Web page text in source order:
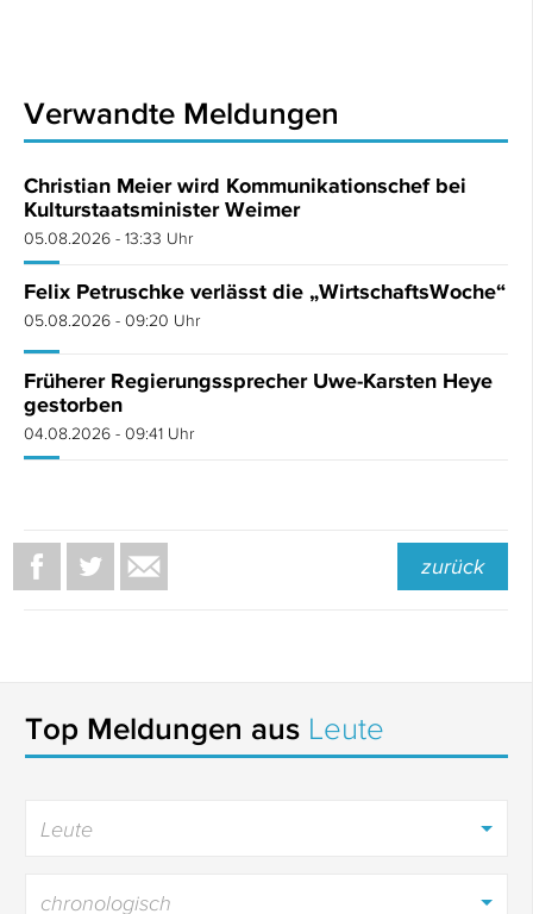
Verwandte Meldungen
Christian Meier wird Kommunikationschef bei
Kulturstaatsminister Weimer
05.08.2026 - 13:33 Uhr
Felix Petruschke verlässt die „WirtschaftsWoche“
05.08.2026 - 09:20 Uhr
Früherer Regierungssprecher Uwe-Karsten Heye
gestorben
04.08.2026 - 09:41 Uhr
zurück
Top Meldungen aus Leute
Leute
chronologisch